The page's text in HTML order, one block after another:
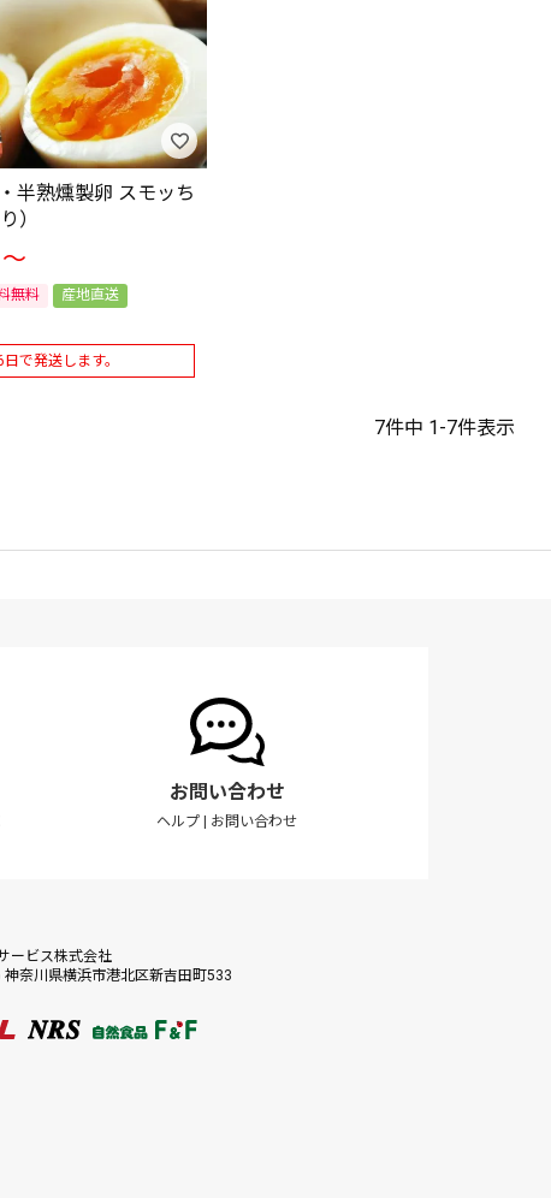
半熟燻製卵 スモッち
）
〜
無料
産地直送
で発送します。
7件中 1 -7件表示
お問い合わせ
ヘルプ お問い合わせ
ービス株式会社
神奈川県横浜市港北区新吉田町533